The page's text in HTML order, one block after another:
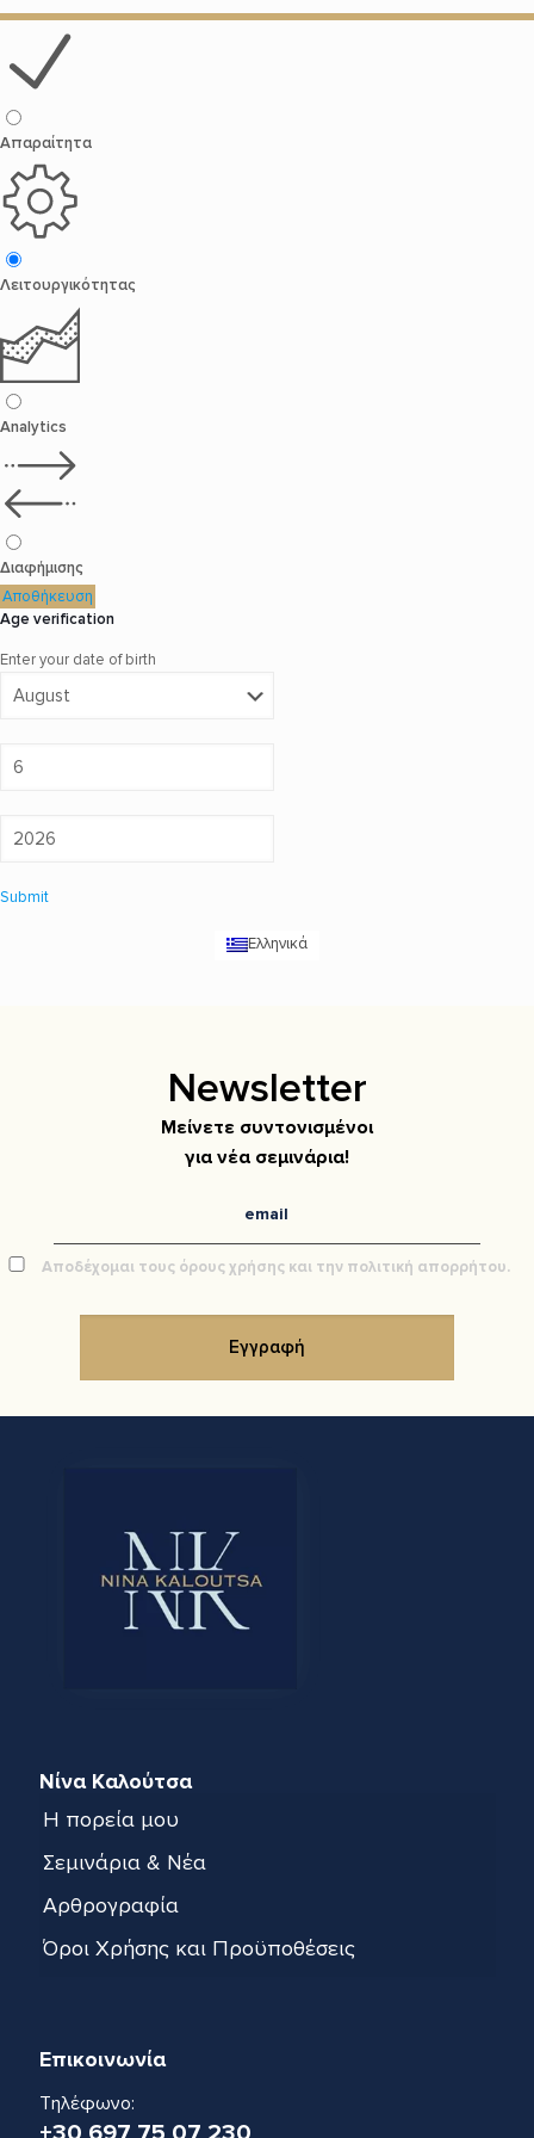
Newsletter
Μείνετε συντονισμένοι
για νέα σεμινάρια!
Αποδέχομαι τους όρους χρήσης και την πολιτική απορρήτου.
Νίνα Καλούτσα
Η πορεία μου
Σεμινάρια & Νέα
Αρθρογραφία
Όροι Χρήσης και Προϋποθέσεις
Επικοινωνία
Τηλέφωνο:
Απαραίτητα
Λειτουργικότητας
Analytics
Διαφήμισης
Αποθήκευση
Age verification
Enter your date of birth
Submit
Ελληνικά